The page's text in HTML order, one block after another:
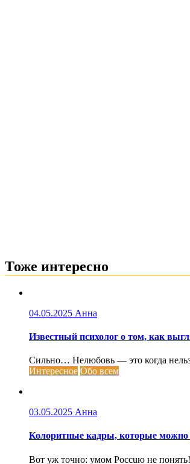
Тоже интересно
04.05.2025 Анна
Известный психолог о том, как
Сильно… Нелюбовь — это когда
Интересное Обо всем
03.05.2025 Анна
Колоритные кадры, которые можно
Вот уж точно: умом Россuю не